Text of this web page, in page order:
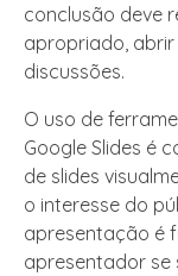
conclusão deve
apropriado,
discussões.
O uso de
Google Slides é
de slides
o interesse do
apresentação é
apresentador